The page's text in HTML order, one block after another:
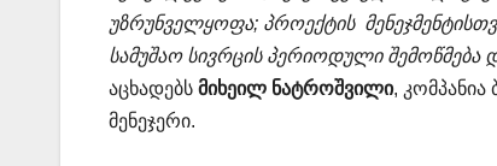
უზრუნველყოფა; პროექტის
სამუშაო სივრცის პერიოდული შემოწმება
აცხადებს მიხეილ ნატროშვილი,
მენეჯერი.